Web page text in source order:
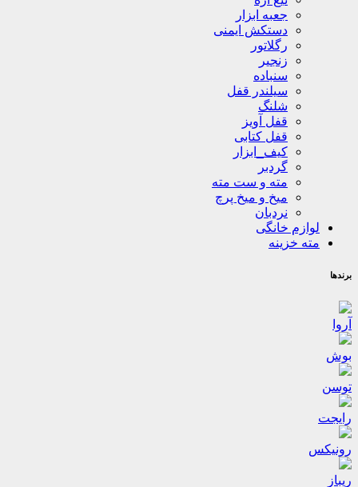
جعبه ابزار
دستکش ایمنی
رگلاتور
زنجیر
سنباده
سیلندر قفل
شلنگ
قفل آویز
قفل کتابی
کیف_ابزار
گردبر
مته و ست مته
میخ و میخ پرچ
نردبان
لوازم خانگی
مته خزینه
برندها
آروا
بوش
توسن
رایجت
رونیکس
ریباز